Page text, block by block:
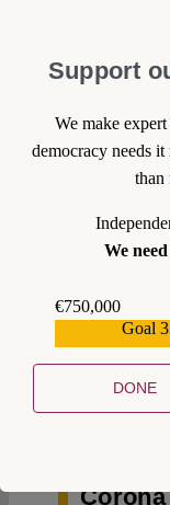
Max
MARSCH
sonst
Continue
31 March
Support
We make
democracy needs
than
We
€750,000
Goal
DONE